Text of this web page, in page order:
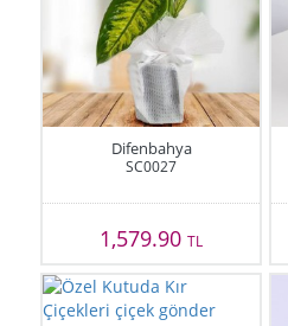
Difenbahya
SC0027
1,579.90TL